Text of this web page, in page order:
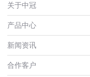
关于中冠
产品中心
新闻资讯
合作客户